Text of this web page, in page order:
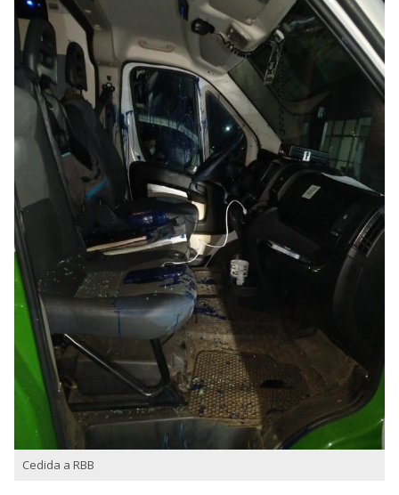
Cedida a RBB